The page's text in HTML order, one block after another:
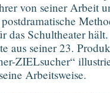
von seiner Arbeit
das Schultheater hält.
aus seiner 23.
ZIELsucher“
Arbeitsweise.